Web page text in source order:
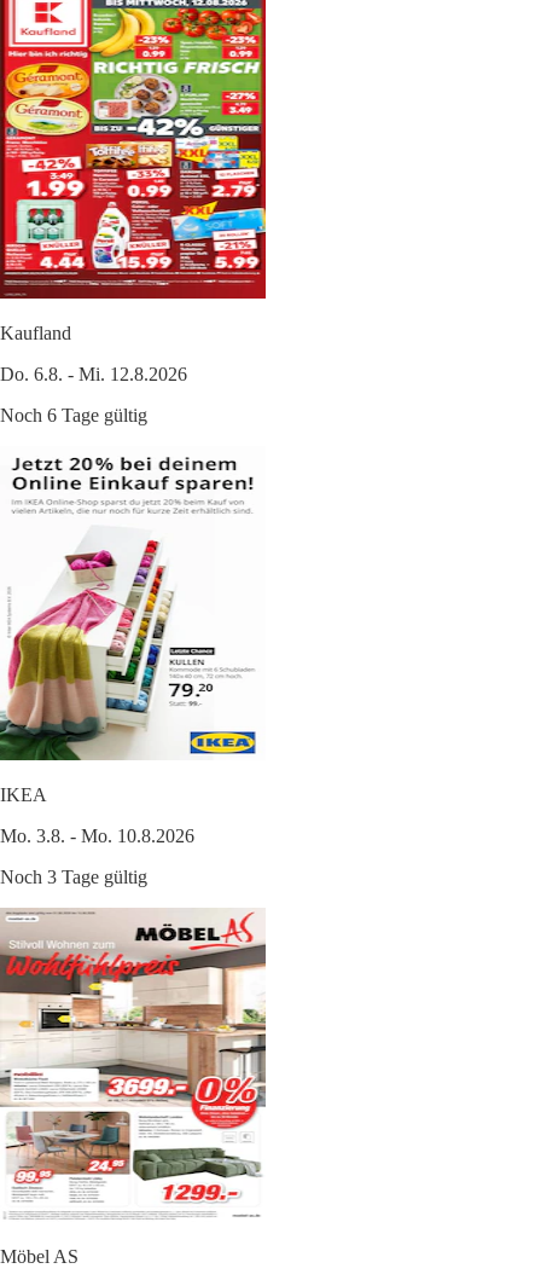
Kaufland
Do. 6.8. - Mi. 12.8.2026
Noch 6 Tage gültig
IKEA
Mo. 3.8. - Mo. 10.8.2026
Noch 3 Tage gültig
Möbel AS